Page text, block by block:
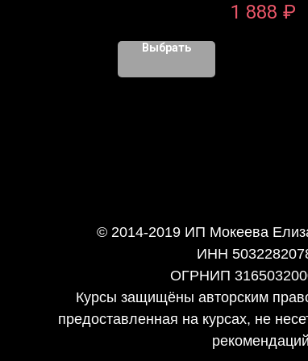
1 888 ₽
Выбрать
© 2014-2019 ИП Мокеева
ИНН
ОГРНИП
Курсы защищёны авторским
предоставленная на курсах, не